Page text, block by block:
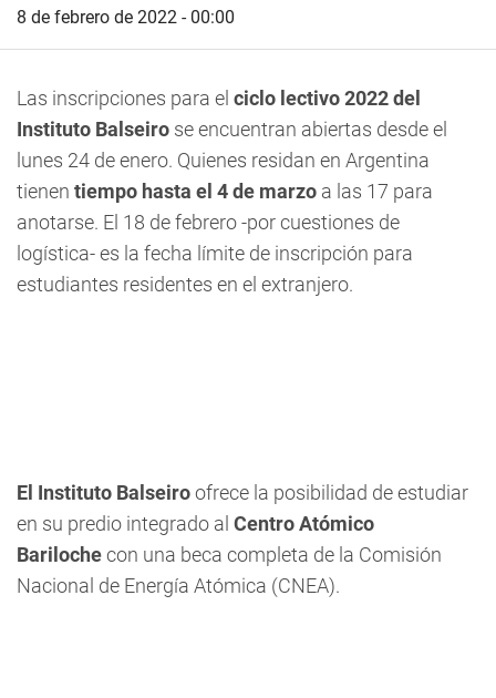
8 de febrero de 2022 - 00:00
Las inscripciones para el ciclo lectivo 2022 del
Instituto Balseiro se encuentran abiertas desde el
lunes 24 de enero. Quienes residan en Argentina
tienen tiempo hasta el 4 de marzo a las 17 para
anotarse. El 18 de febrero -por cuestiones de
logística- es la fecha límite de inscripción para
estudiantes residentes en el extranjero.
El Instituto Balseiroofrece la posibilidad de estudiar
en su predio integrado al Centro Atómico
Barilochecon una beca completa de la Comisión
Nacional de Energía Atómica (CNEA).